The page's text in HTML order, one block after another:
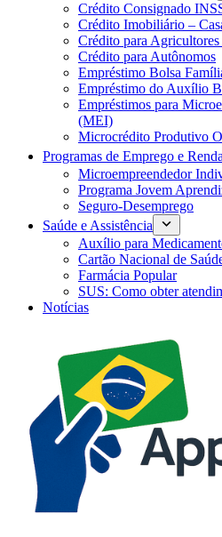
Crédito Consignado
Crédito Imobiliário –
Crédito para
Crédito para Autônomos
Empréstimo Bolsa
Empréstimo do Auxílio
Empréstimos para
(MEI)
Microcrédito Produtivo
Programas de Emprego e Renda
Microempreendedor
Programa Jovem
Seguro-Desemprego
Saúde e Assistência
Auxílio para
Cartão Nacional de
Farmácia Popular
SUS: Como obter
Notícias